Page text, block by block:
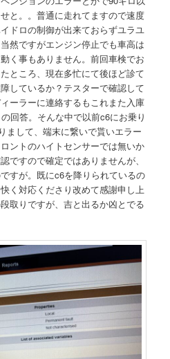
と。。普通に走れてますので速度
ドロの制御が出来ておらずユラユ
然ですがエンジン停止でも車高は
く事もありません。前回車検でお
ところ、現在多忙にて後ほど診て
しているか？テスターで確認して
ーラーに連絡するもこれまた入庫
回答。そんな中で以前c6にお乗り
まして、端末に繋いで貰いエラー
ントのハイトセンサーでは無いか
ですので確定ではありませんが、
すが。既にc6を降りられているの
く対応くださり改めて感謝申し上
取りですが、吉と出るか凶とでる